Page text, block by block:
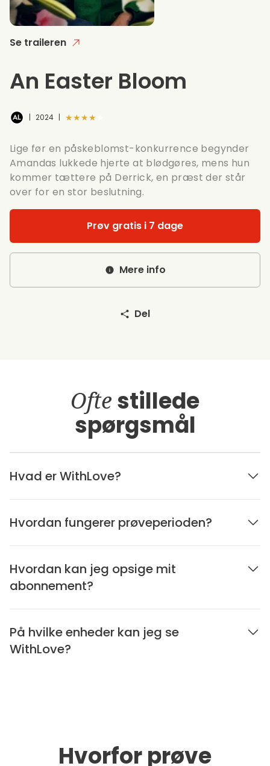
Se traileren
An Easter Bloom
| 2024 | ★★★★★
Lige før en påskeblomst-konkurrence begynder
Amandas lukkede hjerte at blødgøres, mens hun
kommer tættere på Derrick, en præst der står
over for en stor beslutning.
Prøv gratis i 7 dage
Mere info
Del
Ofte stillede
spørgsmål
Hvad er WithLove?
Hvordan fungerer prøveperioden?
Hvordan kan jeg opsige mit
abonnement?
På hvilke enheder kan jeg se
WithLove?
Hvorfor prøve